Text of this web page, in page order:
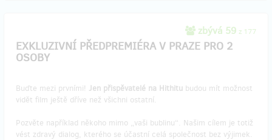
zbývá 59 z 177
EXKLUZIVNÍ PŘEDPREMIÉRA V PRAZE PRO 2
OSOBY
Buďte mezi prvními! Jen přispěvatelé na Hithitu budou mít možnost
vidět film ještě dříve než všichni ostatní.
Pozvěte například někoho mimo „vaši bublinu“. Našim cílem je totiž
vést zdravý dialog, kterého se účastní celá společnost bez výjimek.